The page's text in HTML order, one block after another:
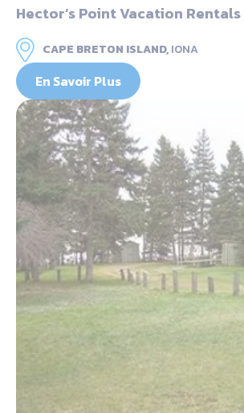
Hector’s Point Vacation Rentals
CAPE BRETON ISLAND,IONA
En Savoir Plus